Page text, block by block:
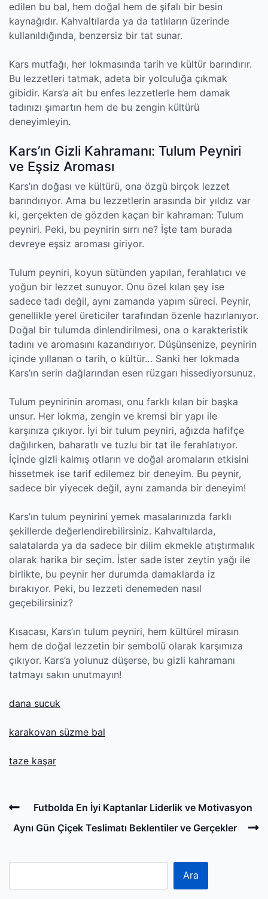
edilen bu bal, hem doğal hem de şifalı bir besin
kaynağıdır. Kahvaltılarda ya da tatlıların üzerinde
kullanıldığında, benzersiz bir tat sunar.
Kars mutfağı, her lokmasında tarih ve kültür barındırır.
Bu lezzetleri tatmak, adeta bir yolculuğa çıkmak
gibidir. Kars’a ait bu enfes lezzetlerle hem damak
tadınızı şımartın hem de bu zengin kültürü
deneyimleyin.
Kars’ın Gizli Kahramanı: Tulum Peyniri
ve Eşsiz Aroması
Kars’ın doğası ve kültürü, ona özgü birçok lezzet
barındırıyor. Ama bu lezzetlerin arasında bir yıldız var
ki, gerçekten de gözden kaçan bir kahraman: Tulum
peyniri. Peki, bu peynirin sırrı ne? İşte tam burada
devreye eşsiz aroması giriyor.
Tulum peyniri, koyun sütünden yapılan, ferahlatıcı ve
yoğun bir lezzet sunuyor. Onu özel kılan şey ise
sadece tadı değil, aynı zamanda yapım süreci. Peynir,
genellikle yerel üreticiler tarafından özenle hazırlanıyor.
Doğal bir tulumda dinlendirilmesi, ona o karakteristik
tadını ve aromasını kazandırıyor. Düşünsenize, peynirin
içinde yıllanan o tarih, o kültür… Sanki her lokmada
Kars’ın serin dağlarından esen rüzgarı hissediyorsunuz.
Tulum peynirinin aroması, onu farklı kılan bir başka
unsur. Her lokma, zengin ve kremsi bir yapı ile
karşınıza çıkıyor. İyi bir tulum peyniri, ağızda hafifçe
dağılırken, baharatlı ve tuzlu bir tat ile ferahlatıyor.
İçinde gizli kalmış otların ve doğal aromaların etkisini
hissetmek ise tarif edilemez bir deneyim. Bu peynir,
sadece bir yiyecek değil, aynı zamanda bir deneyim!
Kars’ın tulum peynirini yemek masalarınızda farklı
şekillerde değerlendirebilirsiniz. Kahvaltılarda,
salatalarda ya da sadece bir dilim ekmekle atıştırmalık
olarak harika bir seçim. İster sade ister zeytin yağı ile
birlikte, bu peynir her durumda damaklarda iz
bırakıyor. Peki, bu lezzeti denemeden nasıl
geçebilirsiniz?
Kısacası, Kars’ın tulum peyniri, hem kültürel mirasın
hem de doğal lezzetin bir sembolü olarak karşımıza
çıkıyor. Kars’a yolunuz düşerse, bu gizli kahramanı
tatmayı sakın unutmayın!
dana sucuk
karakovan süzme bal
taze kaşar
Post
navigation
Previous
Post
Futbolda En İyi Kaptanlar Liderlik ve Motivasyon
Aynı Gün Çiçek Teslimatı Beklentiler ve Gerçekler
Ara